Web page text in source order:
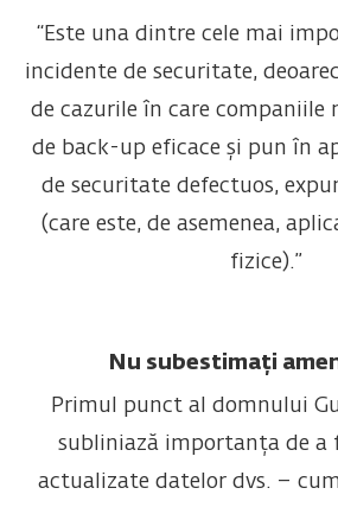
“Este una dintre cele mai
incidente de securitate,
de cazurile în care companiile
de back-up eficace și pun în
de securitate defectuos,
(care este, de asemenea,
fizice).”
Nu subestimați
Primul punct al domnului
subliniază importanța de a
actualizate datelor dvs. –